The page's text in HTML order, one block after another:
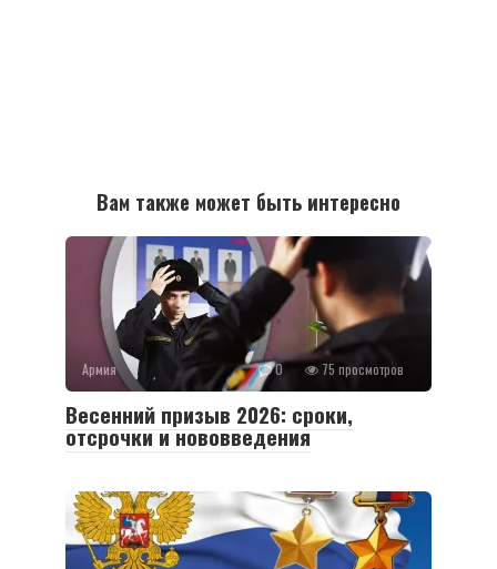
Вам также может быть интересно
Армия 0 75 просмотров
Весенний призыв 2026: сроки,
отсрочки и нововведения